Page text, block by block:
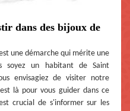
dans des bijoux de
une démarche qui mérite une
soyez un habitant de Saint
envisagiez de visiter notre
là pour vous guider dans ce
crucial de s'informer sur les